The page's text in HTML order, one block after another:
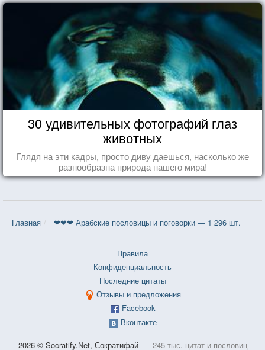
30 удивительных фотографий глаз
животных
Глядя на эти кадры, просто диву даешься, насколько же
разнообразна природа нашего мира!
Главная ❤❤❤ Арабские пословицы и поговорки — 1 296 шт.
Правила
Конфиденциальность
Последние цитаты
Отзывы и предложения
Facebook
Вконтакте
2026 © Socratify.Net, Сократифай 245 тыс. цитат и пословиц